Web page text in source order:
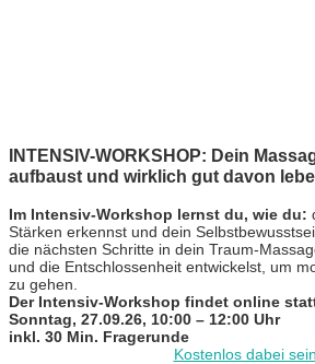
INTENSIV-WORKSHOP: Dein
aufbaust und wirklich gut davon
Im Intensiv-Workshop lernst du, wie du:
Stärken erkennst und dein
die nächsten Schritte in dein Traum-
und die Entschlossenheit entwickelst, um
zu gehen.
Der Intensiv-Workshop findet online
Sonntag, 27.09.26, 10:00 – 12:00 Uhr
inkl. 30 Min. Fragerunde
Kostenlos dabei sein